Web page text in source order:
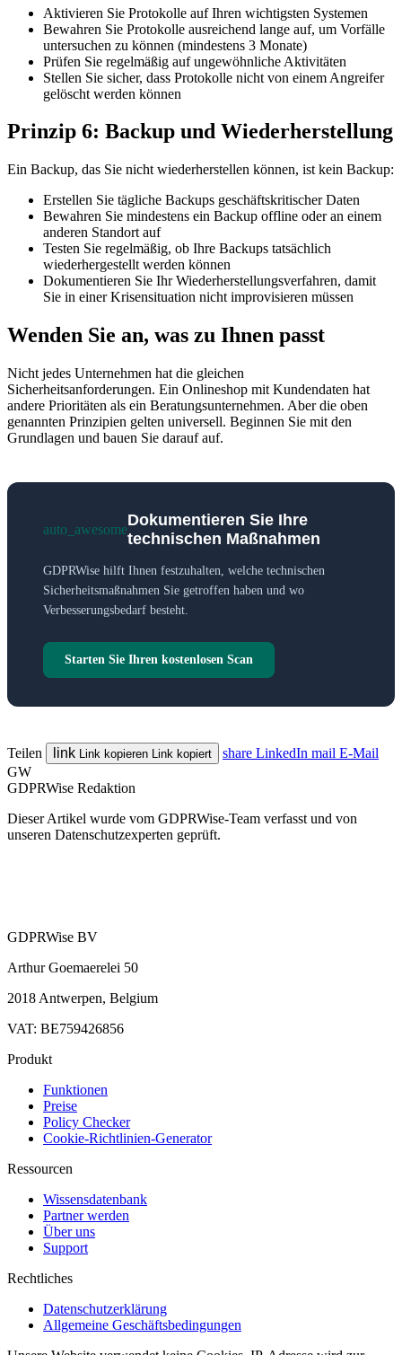
Aktivieren Sie Protokolle auf Ihren wichtigsten Systemen
Bewahren Sie Protokolle ausreichend lange auf, um Vorfälle
untersuchen zu können (mindestens 3 Monate)
Prüfen Sie regelmäßig auf ungewöhnliche Aktivitäten
Stellen Sie sicher, dass Protokolle nicht von einem Angreifer
gelöscht werden können
Prinzip 6: Backup und Wiederherstellung
Ein Backup, das Sie nicht wiederherstellen können, ist kein Backup:
Erstellen Sie tägliche Backups geschäftskritischer Daten
Bewahren Sie mindestens ein Backup offline oder an einem
anderen Standort auf
Testen Sie regelmäßig, ob Ihre Backups tatsächlich
wiederhergestellt werden können
Dokumentieren Sie Ihr Wiederherstellungsverfahren, damit
Sie in einer Krisensituation nicht improvisieren müssen
Wenden Sie an, was zu Ihnen passt
Nicht jedes Unternehmen hat die gleichen
Sicherheitsanforderungen. Ein Onlineshop mit Kundendaten hat
andere Prioritäten als ein Beratungsunternehmen. Aber die oben
genannten Prinzipien gelten universell. Beginnen Sie mit den
Grundlagen und bauen Sie darauf auf.
auto_awesome
Dokumentieren Sie Ihre
technischen Maßnahmen
GDPRWise hilft Ihnen festzuhalten, welche technischen
Sicherheitsmaßnahmen Sie getroffen haben und wo
Verbesserungsbedarf besteht.
Starten Sie Ihren kostenlosen Scan
Teilen link Link kopieren Link kopiert share LinkedIn mail E-Mail
GW
GDPRWise Redaktion
Dieser Artikel wurde vom GDPRWise-Team verfasst und von
unseren Datenschutzexperten geprüft.
GDPRWise BV
Arthur Goemaerelei 50
2018 Antwerpen, Belgium
VAT: BE759426856
Produkt
Funktionen
Preise
Policy Checker
Cookie-Richtlinien-Generator
Ressourcen
Wissensdatenbank
Partner werden
Über uns
Support
Rechtliches
Datenschutzerklärung
Allgemeine Geschäftsbedingungen